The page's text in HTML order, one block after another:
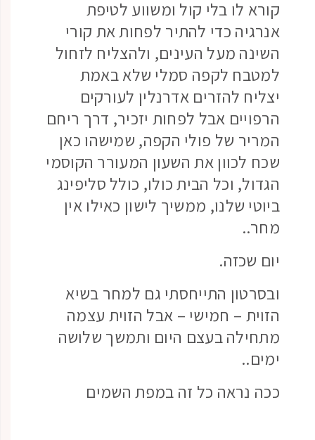
קורא לו בלי קול ומשווע לטיפת
אנרגיה כדי להתיר לפחות את קורי
השינה מעל העינים, ולהצליח לזחול
למטבח לקפה סמלי שלא באמת
יצליח להזרים אדרנלין לעורקים
הרפויים אבל לפחות יזכיר, דרך ריחם
המריר של פולי הקפה, שמישהו כאן
שכח לכוון את השעון המעורר הקוסמי
הגדול, וכל הבית כולו, כולל סליפינג
ביוטי שלנו, ממשיך לישון כאילו אין
מחר..
יום שכזה.
ובסרטון התייחסתי גם למחר בשיא
הזוית – חמישי – אבל הזוית עצמה
מתחילה בעצם היום ותמשך שלושה
ימים..
ככה נראה כל זה במפת השמים